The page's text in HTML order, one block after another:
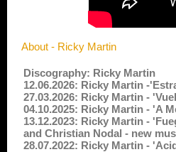
About - Ricky Martin
Discography: Ricky Martin
12.06.2026: Ricky Martin -
27.03.2026: Ricky Martin -
04.10.2025: Ricky Martin - 'A
13.12.2023: Ricky Martin -
and Christian Nodal - new
28.07.2022: Ricky Martin -